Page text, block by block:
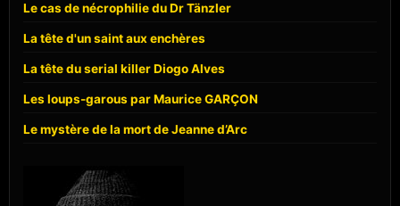
Le cas de nécrophilie du Dr Tänzler
La tête d'un saint aux enchères
La tête du serial killer Diogo Alves
Les loups-garous par Maurice GARÇON
Le mystère de la mort de Jeanne d’Arc